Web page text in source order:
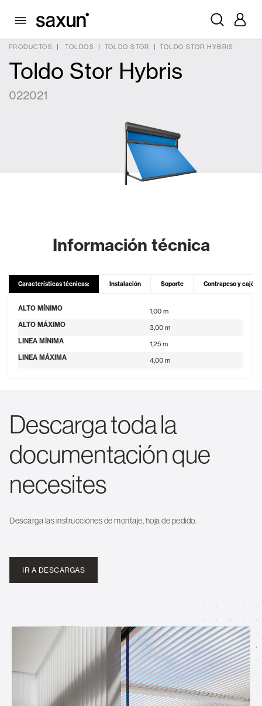
PRODUCTOS TOLDOS TOLDO STOR TOLDO STOR HYBRIS
Toldo Stor Hybris
022021
Información técnica
Características técnicas: Instalación Soporte Contrapeso y cajón
ALTO MÍNIMO
1,00 m
ALTO MÁXIMO
3,00 m
LINEA MÍNIMA
1,25 m
LINEA MÁXIMA
4,00 m
Descarga toda la
documentación que
necesites
Descarga las instrucciones de montaje, hoja de pedido.
IR A DESCARGAS